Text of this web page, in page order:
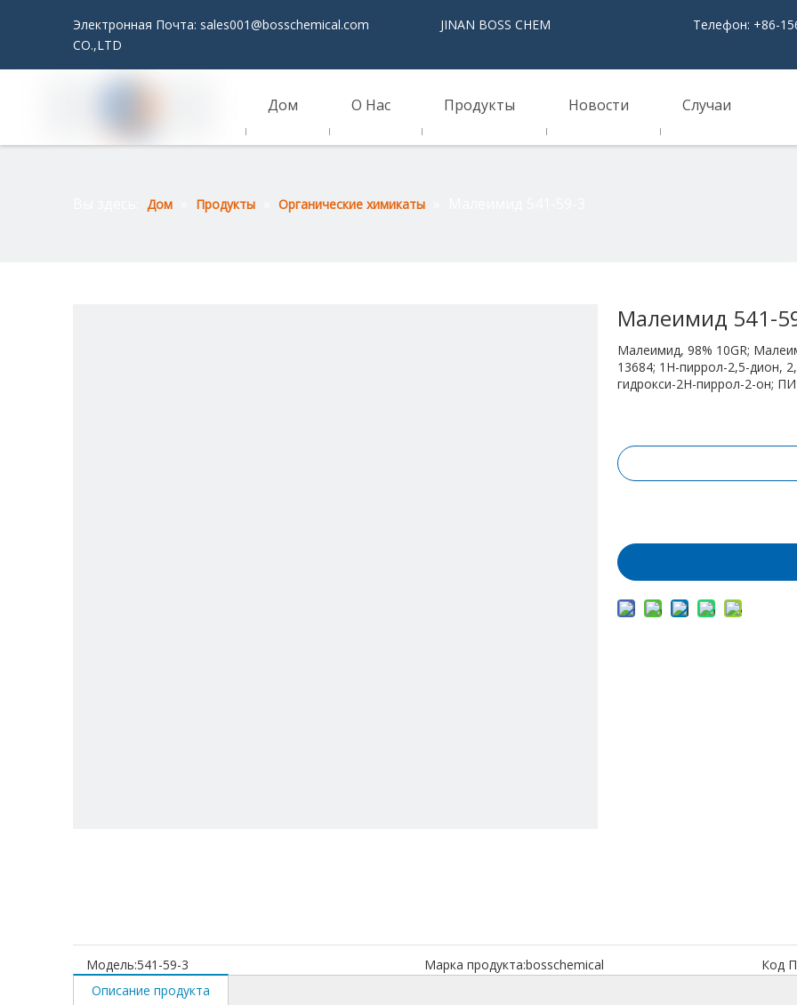
Электронная Почта: sales001@bosschemical.com JINAN BOSS CHEM
CO.,LTD
Телефон: +86-
Дом О Нас Продукты Новости Случаи
Дом Продукты Органические химикаты
Малеимид 541-
Малеимид, 98% 10GR;
13684; 1H-пиррол-2,5-дион,
гидрокси-2H-пиррол-2-он;
Модель:541-59-3 Марка продукта:bosschemical Код
Описание продукта